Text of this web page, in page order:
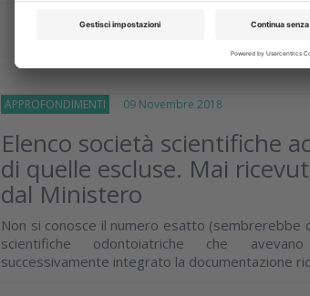
Approfondisci
APPROFONDIMENTI 09 Novembre 2018
Elenco società scientifiche
di quelle escluse. Mai
dal Ministero
Non si conosce il numero esatto (sembrerebbe
scientifiche odontoiatriche che
successivamente integrato la documentazione